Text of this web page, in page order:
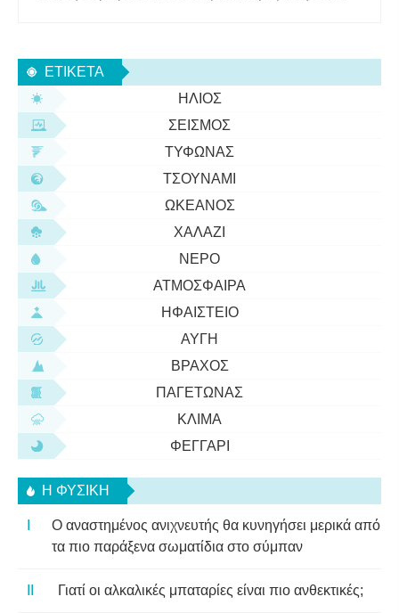
μια συσκευή που παράγει ισχυρό μαγνητικό πεδίο.
Αυτή η συσκευή κωδικοποιεί τις α
ΕΤΙΚΈΤΑ
ΉΛΙΟΣ
ΣΕΙΣΜΌΣ
ΤΥΦΏΝΑΣ
ΤΣΟΥΝΆΜΙ
ΩΚΕΑΝΌΣ
ΧΑΛΆΖΙ
ΝΕΡΌ
ΑΤΜΌΣΦΑΙΡΑ
ΗΦΑΊΣΤΕΙΟ
ΑΥΓΉ
ΒΡΆΧΟΣ
ΠΑΓΕΤΏΝΑΣ
ΚΛΊΜΑ
ΦΕΓΓΆΡΙ
Η ΦΥΣΙΚΗ
Ο αναστημένος ανιχνευτής θα κυνηγήσει μερικά από
τα πιο παράξενα σωματίδια στο σύμπαν
Γιατί οι αλκαλικές μπαταρίες είναι πιο ανθεκτικές;